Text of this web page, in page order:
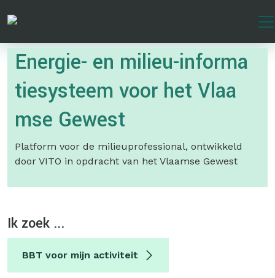
de
inhoud
gaan
Energie- en milieu-informa
tiesysteem voor het Vlaa
mse Gewest
Platform voor de milieuprofessional, ontwikkeld
door VITO in opdracht van het Vlaamse Gewest
Ik zoek ...
BBT voor mijn activiteit